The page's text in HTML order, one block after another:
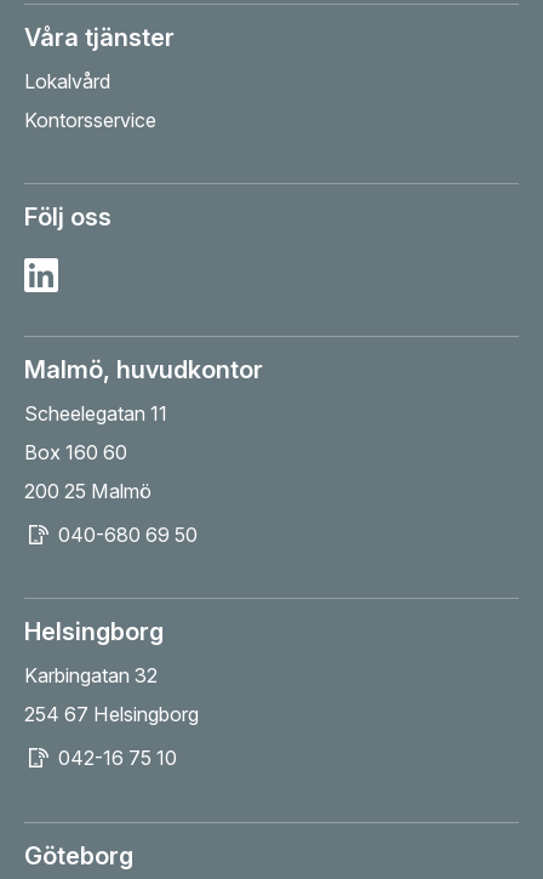
Våra tjänster
Lokalvård
Kontorsservice
Följ oss
Malmö, huvudkontor
Scheelegatan 11
Box 160 60
200 25 Malmö
040-680 69 50
Helsingborg
Karbingatan 32
254 67 Helsingborg
042-16 75 10
Göteborg